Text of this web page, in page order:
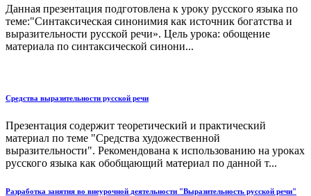
Данная презентация подготовлена к уроку русского языка по
теме:"Синтаксическая синонимия как источник богатства и
выразительности русской речи». Цель урока: обощение
материала по синтаксической синони...
Средства выразительности русской речи
Презентация содержит теоретический и практический
материал по теме "Средства художественной
выразительности". Рекомендована к использованию на уроках
русского языка как обобщающий материал по данной т...
Разработка занятия во внеурочной деятельности "Выразительность русской речи"